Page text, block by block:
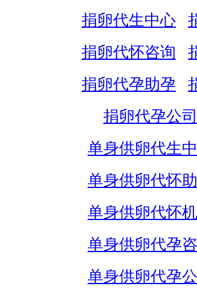
捐卵代生中心
捐卵代怀咨询
捐卵代孕助孕
捐卵代孕公司
单身供卵代生
单身供卵代怀
单身供卵代怀
单身供卵代孕
单身供卵代孕